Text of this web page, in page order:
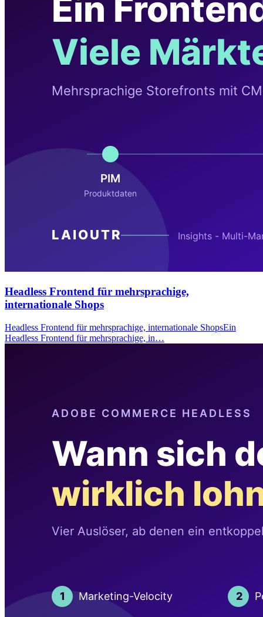
Headless Frontend für mehrsprachige,
internationale Shops
Headless Frontend für mehrsprachige, internationale ShopsEin
Headless Frontend für mehrsprachige, in…